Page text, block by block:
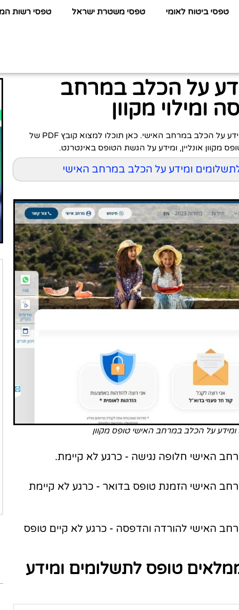
טפסי ביטוח לאומי טפסי משטרת ישראל טפסי רשות
על הכלב במרחב
ומילוי מקוון
לפניכם כל המידע שתחפשו על טופס לתשלומים ומידע על הכלב במרחב האישי. כאן תוכלו למצוא קובץ PDF של
מקוון אונליין, ומידע על הגשת הטופס באינטרנט.
לתשלומים ומידע על הכלב במרחב האישי
על הכלב במרחב האישי טופס מקוון
האישי חלופה נגישה - כרגע לא קיימת.
האישי הזמנת טופס בדואר - כרגע לא קיימת
האישי להורדה והדפסה - כרגע לא קיים טופס
טופס לתשלומים ומידע